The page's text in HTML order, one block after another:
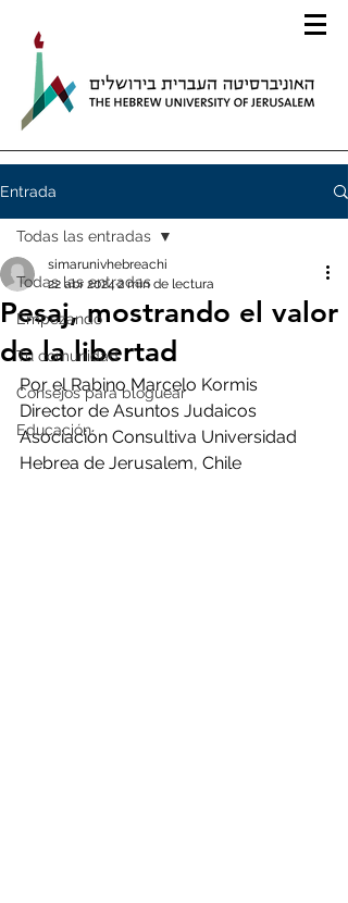
Entrada
Todas las entradas
Empezando
Tu comunidad
Consejos para bloguear
Educación
Todas las entradas
Pesaj, mostrando el valor
de la libertad
simarunivhebreachi
22 abr 20242 min de lectura
Por el Rabino Marcelo Kormis
Director de Asuntos Judaicos
Asociación Consultiva Universidad
Hebrea de Jerusalem, Chile